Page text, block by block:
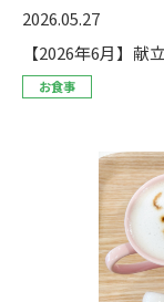
2026.05.27
【2026年6月】献
お食事